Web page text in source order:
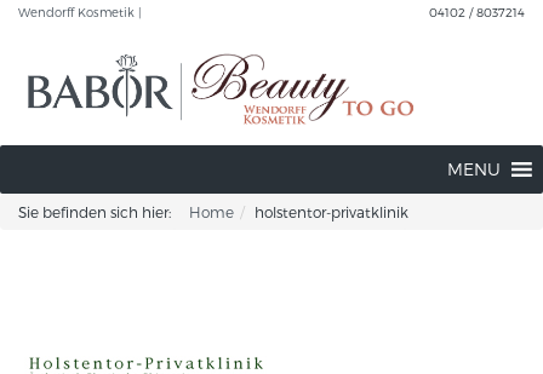
Wendorff Kosmetik | 04102 / 8037214
MENU
Sie befinden sich hier: Home holstentor-privatklinik